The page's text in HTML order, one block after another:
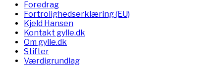
Foredrag
Fortrolighedserklæring (EU)
Kjeld Hansen
Kontakt gylle.dk
Om gylle.dk
Stifter
Værdigrundlag